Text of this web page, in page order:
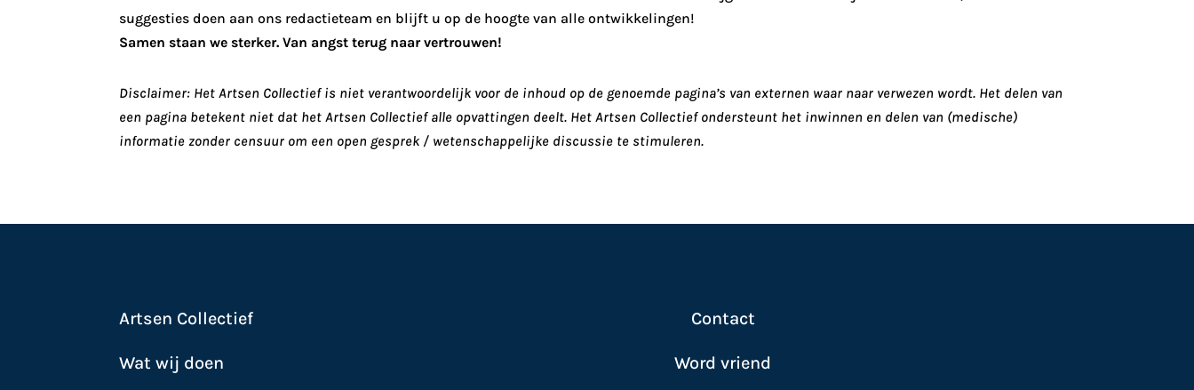
suggesties doen aan ons redactieteam en blijft u op de hoogte van alle ontwikkelingen!
Samen staan we sterker. Van angst terug naar vertrouwen!
Disclaimer: Het Artsen Collectief is niet verantwoordelijk voor de inhoud op de genoemde pagina’s van externen waar naar verwezen wordt. Het delen van
een pagina betekent niet dat het Artsen Collectief alle opvattingen deelt. Het Artsen Collectief ondersteunt het inwinnen en delen van (medische)
informatie zonder censuur om een open gesprek / wetenschappelijke discussie te stimuleren.
Artsen Collectief
Wat wij doen
Contact
Word vriend